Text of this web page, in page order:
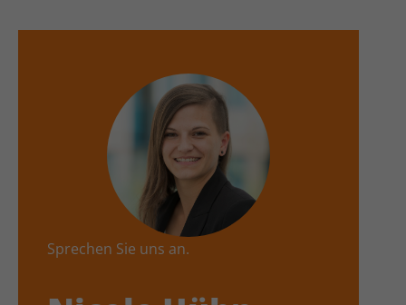
Sprechen Sie uns an.